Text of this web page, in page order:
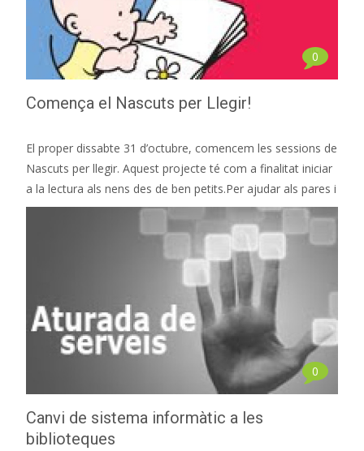
0
Comença el Nascuts per Llegir!
El proper dissabte 31 d’octubre, comencem les sessions de
Nascuts per llegir. Aquest projecte té com a finalitat iniciar
a la lectura als nens des de ben petits.Per ajudar als pares i
0
Canvi de sistema informàtic a les
biblioteques